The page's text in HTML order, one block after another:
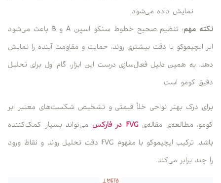
نمایش داده می‌شود.
نکته مهم
: تنظیم صحیح خطوط سنکو اسپن A و B باعث می‌شود
ابر ایچیموکو با دقت بیشتری روند، حمایت و مقاومت آینده را نمایش
دهد. به همین دلیل فعال‌سازی درست این ابزار، گام اول برای تحلیل
دقیق کومو است.
برای درک بهتر نواحی خلأ قیمتی و تشخیص شکست‌های معتبر ابر
کومو، مطالعه‌ی مقاله‌یFVG در فارکس
می‌تواند بسیار کمک‌کننده
باشد. ترکیب ایچیموکو با مفهوم FVG دقت تحلیل روند و نقاط ورود
را چند برابر می‌کند.